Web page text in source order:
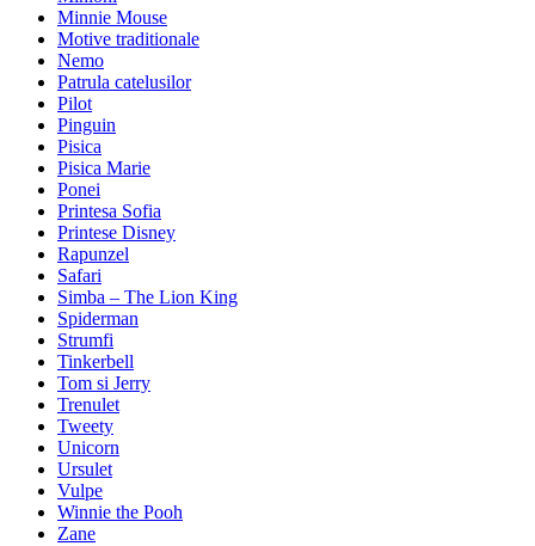
Minnie Mouse
Motive traditionale
Nemo
Patrula catelusilor
Pilot
Pinguin
Pisica
Pisica Marie
Ponei
Printesa Sofia
Printese Disney
Rapunzel
Safari
Simba – The Lion King
Spiderman
Strumfi
Tinkerbell
Tom si Jerry
Trenulet
Tweety
Unicorn
Ursulet
Vulpe
Winnie the Pooh
Zane